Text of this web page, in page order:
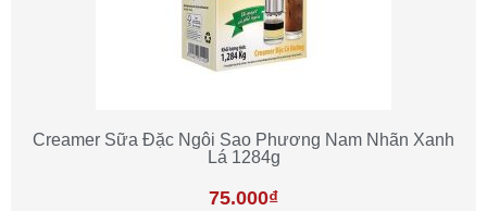
Creamer Sữa Đặc Ngôi Sao Phương Nam Nhãn Xanh
Lá 1284g
75.000₫